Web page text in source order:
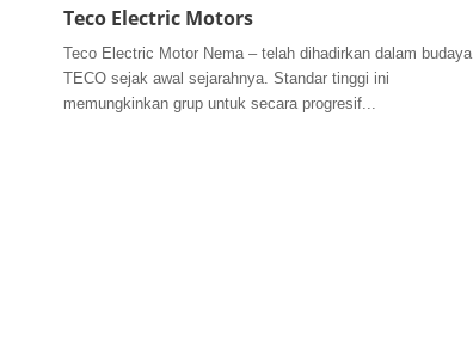
Teco Electric Motors
Teco Electric Motor Nema – telah dihadirkan dalam budaya
TECO sejak awal sejarahnya. Standar tinggi ini
memungkinkan grup untuk secara progresif...